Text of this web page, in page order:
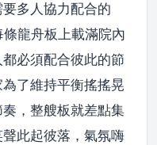
多人協力配合的
條龍舟板上載滿院內
必須配合彼此的節
了維持平衡搖搖晃
，整艘板就差點集
此起彼落，氣氛嗨